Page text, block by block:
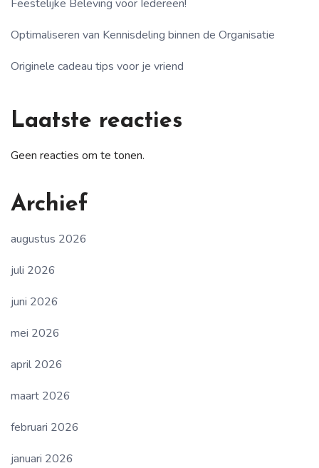
Feestelijke Beleving voor Iedereen!
Optimaliseren van Kennisdeling binnen de Organisatie
Originele cadeau tips voor je vriend
Laatste reacties
Geen reacties om te tonen.
Archief
augustus 2026
juli 2026
juni 2026
mei 2026
april 2026
maart 2026
februari 2026
januari 2026